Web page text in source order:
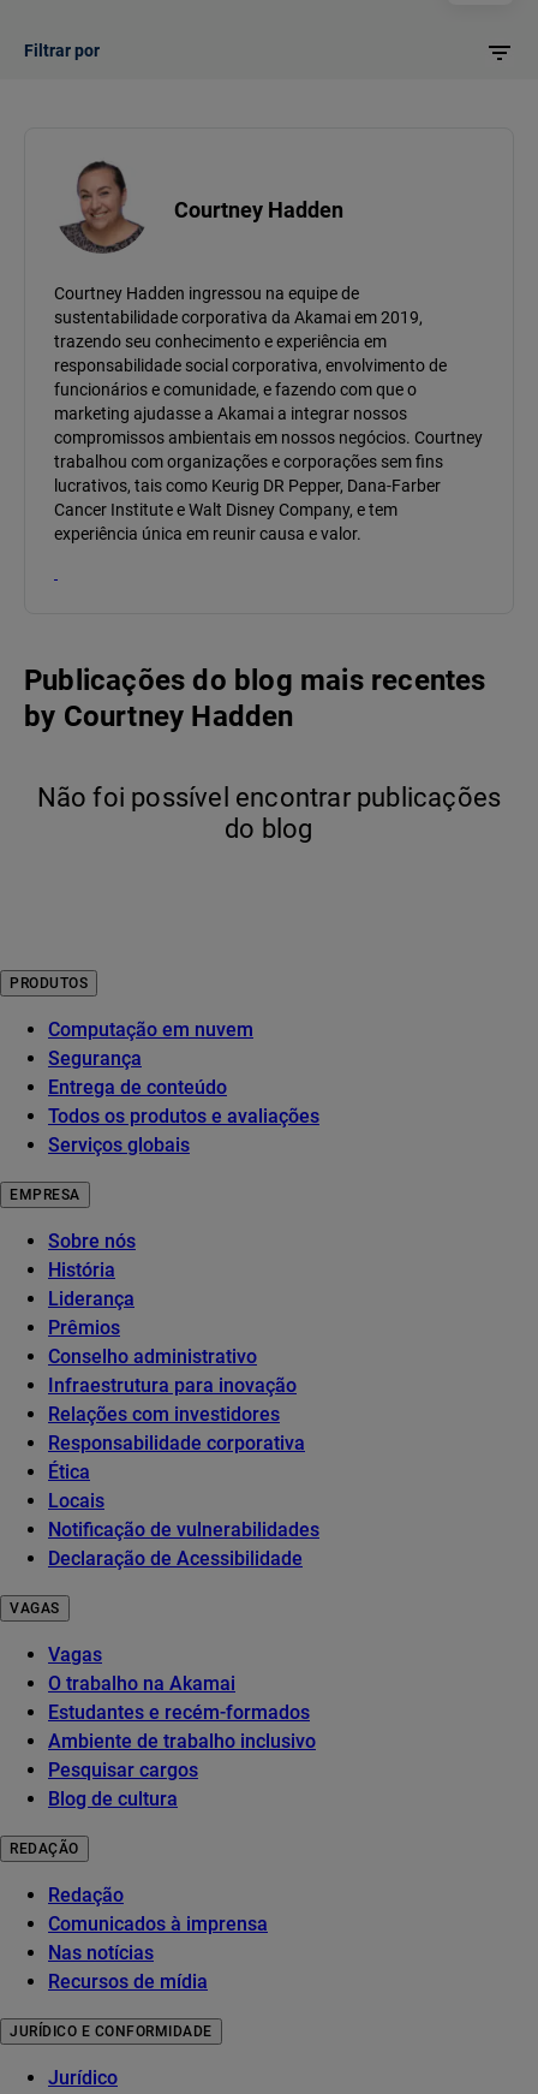
Filtrar por
Courtney Hadden
Courtney Hadden ingressou na equipe de
sustentabilidade corporativa da Akamai em 2019,
trazendo seu conhecimento e experiência em
responsabilidade social corporativa, envolvimento de
funcionários e comunidade, e fazendo com que o
marketing ajudasse a Akamai a integrar nossos
compromissos ambientais em nossos negócios. Courtney
trabalhou com organizações e corporações sem fins
lucrativos, tais como Keurig DR Pepper, Dana-Farber
Cancer Institute e Walt Disney Company, e tem
experiência única em reunir causa e valor.
Publicações do blog mais recentes
by Courtney Hadden
Não foi possível encontrar publicações
do blog
PRODUTOS
Computação em nuvem
Segurança
Entrega de conteúdo
Todos os produtos e avaliações
Serviços globais
EMPRESA
Sobre nós
História
Liderança
Prêmios
Conselho administrativo
Infraestrutura para inovação
Relações com investidores
Responsabilidade corporativa
Ética
Locais
Notificação de vulnerabilidades
Declaração de Acessibilidade
VAGAS
Vagas
O trabalho na Akamai
Estudantes e recém-formados
Ambiente de trabalho inclusivo
Pesquisar cargos
Blog de cultura
REDAÇÃO
Redação
Comunicados à imprensa
Nas notícias
Recursos de mídia
JURÍDICO E CONFORMIDADE
Jurídico